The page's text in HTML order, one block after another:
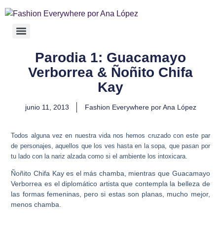
Parodia 1: Guacamayo
Verborrea & Ñoñito Chifa
Kay
junio 11, 2013 Fashion Everywhere por Ana López
Todos alguna vez en nuestra vida nos hemos cruzado con este par
de personajes, aquellos que los ves hasta en la sopa, que pasan por
tu lado con la nariz alzada como si el ambiente los intoxicara.
Ñoñito Chifa Kay es el más chamba, mientras que Guacamayo
Verborrea es el diplomático artista que contempla la belleza de
las formas femeninas, pero si estas son planas, mucho mejor,
menos chamba.